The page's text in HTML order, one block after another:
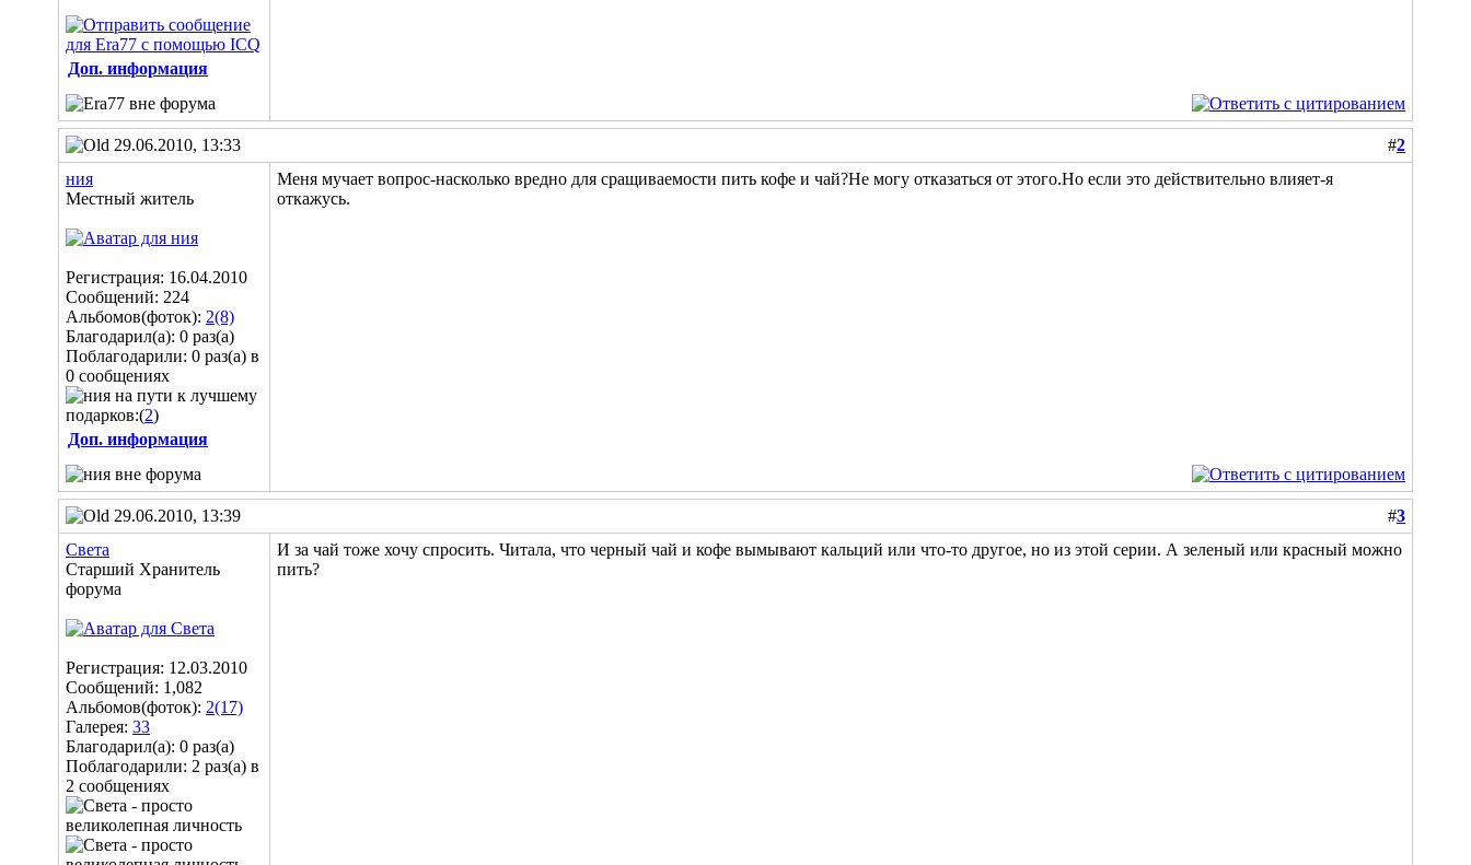
Доп. информация
29.06.2010, 13:33 #2
ния
Местный житель
Регистрация: 16.04.2010
Сообщений: 224
Альбомов(фоток): 2(8)
Благодарил(а): 0 раз(а)
Поблагодарили: 0 раз(а) в
0 сообщениях
подарков:(2)
Доп. информация
Меня мучает вопрос-насколько вредно для сращиваемости пить кофе и чай?Не могу отказаться от этого.Но если это действительно влияет-я
откажусь.
29.06.2010, 13:39 #3
Света
Старший Хранитель
форума
Регистрация: 12.03.2010
Сообщений: 1,082
Альбомов(фоток): 2(17)
Галерея: 33
Благодарил(а): 0 раз(а)
Поблагодарили: 2 раз(а) в
2 сообщениях
И за чай тоже хочу спросить. Читала, что черный чай и кофе вымывают кальций или что-то другое, но из этой серии. А зеленый или красный можно
пить?